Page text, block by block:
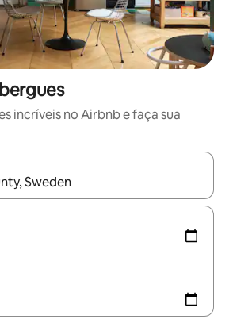
incríveis no Airbnb e faça sua
estiverem disponíveis, explore-os